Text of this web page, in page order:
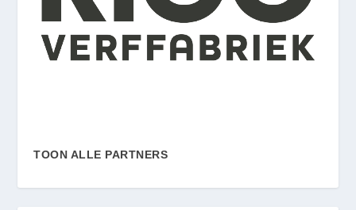
TOON ALLE PARTNERS